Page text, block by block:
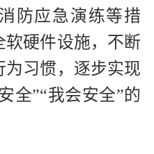
防应急演练等措
软硬件设施，不断
为习惯，逐步实现
全”“我会安全”的